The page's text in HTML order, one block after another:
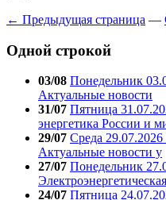
← Предыдущая страница —
Одной строкой
03/08 Понедельник
Актуальные новости
31/07 Пятница
энергетика России и
29/07 Среда 29.07.2026
Актуальные новости у
27/07 Понедельник
24/07 Пятница